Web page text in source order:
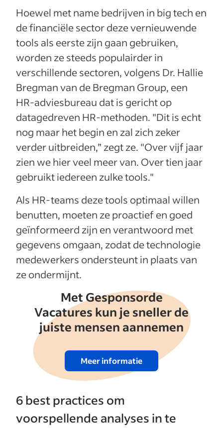
Hoewel met name bedrijven in big tech en
de financiële sector deze vernieuwende
tools als eerste zijn gaan gebruiken,
worden ze steeds populairder in
verschillende sectoren, volgens Dr. Hallie
Bregman van de Bregman Group, een
HR-adviesbureau dat is gericht op
datagedreven HR-methoden. "Dit is echt
nog maar het begin en zal zich zeker
verder uitbreiden,” zegt ze. "Over vijf jaar
zien we hier veel meer van. Over tien jaar
gebruikt iedereen zulke tools."
Als HR-teams deze tools optimaal willen
benutten, moeten ze proactief en goed
geïnformeerd zijn en verantwoord met
gegevens omgaan, zodat de technologie
medewerkers ondersteunt in plaats van
ze ondermijnt.
Met Gesponsorde
Vacatures kun je sneller de
juiste mensen aannemen
Meer informatie
6 best practices om
voorspellende analyses in te